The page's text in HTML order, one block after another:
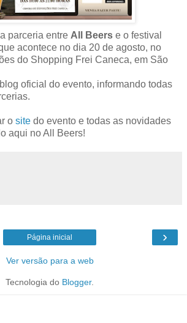
parceria entre All Beers e o festival
acontece no dia 20 de agosto, no
do Shopping Frei Caneca, em São
oficial do evento, informando todas
o site do evento e todas as novidades
aqui no All Beers!
›
Página inicial
Ver versão para a web
Tecnologia do Blogger.